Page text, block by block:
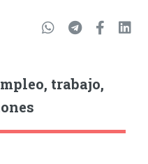
trabajo,